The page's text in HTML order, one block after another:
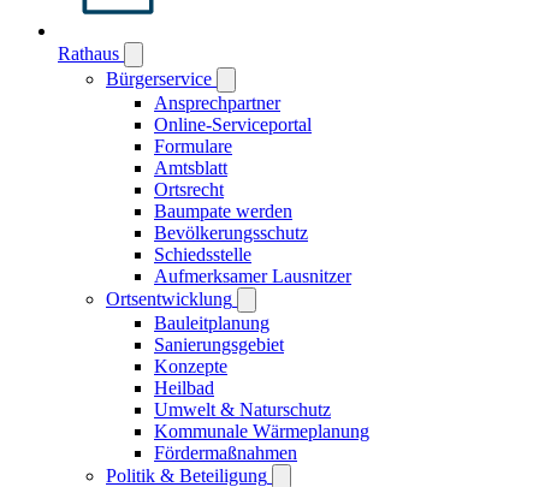
Rathaus
Bürgerservice
Ansprechpartner
Online-Serviceportal
Formulare
Amtsblatt
Ortsrecht
Baumpate werden
Bevölkerungsschutz
Schiedsstelle
Aufmerksamer Lausnitzer
Ortsentwicklung
Bauleitplanung
Sanierungsgebiet
Konzepte
Heilbad
Umwelt & Naturschutz
Kommunale Wärmeplanung
Fördermaßnahmen
Politik & Beteiligung